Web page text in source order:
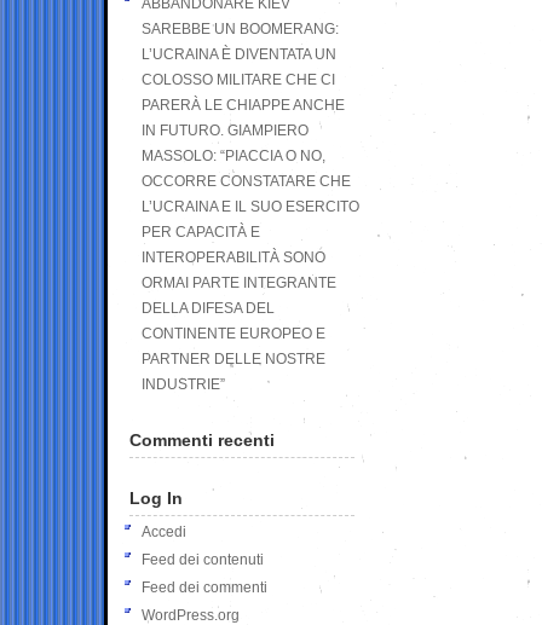
ABBANDONARE KIEV
SAREBBE UN BOOMERANG:
L’UCRAINA È DIVENTATA UN
COLOSSO MILITARE CHE CI
PARERÀ LE CHIAPPE ANCHE
IN FUTURO. GIAMPIERO
MASSOLO: “PIACCIA O NO,
OCCORRE CONSTATARE CHE
L’UCRAINA E IL SUO ESERCITO
PER CAPACITÀ E
INTEROPERABILITÀ SONO
ORMAI PARTE INTEGRANTE
DELLA DIFESA DEL
CONTINENTE EUROPEO E
PARTNER DELLE NOSTRE
INDUSTRIE”
Commenti recenti
Log In
Accedi
Feed dei contenuti
Feed dei commenti
WordPress.org